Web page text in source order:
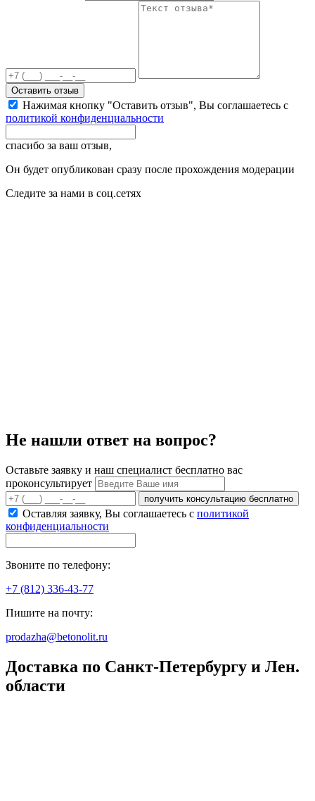
Оставить отзыв
Нажимая кнопку "Оставить отзыв", Вы соглашаетесь с
политикой конфиденциальности
спасибо за ваш отзыв,
Он будет опубликован сразу после прохождения модерации
Следите за нами в соц.сетях
Не нашли ответ на вопрос?
Оставьте заявку и наш специалист бесплатно вас
проконсультирует
получить консультацию бесплатно
Оставляя заявку, Вы соглашаетесь с политикой
конфиденциальности
Звоните по телефону:
+7 (812) 336-43-77
Пишите на почту:
prodazha@betonolit.ru
Доставка по Санкт-Петербургу и Лен.
области